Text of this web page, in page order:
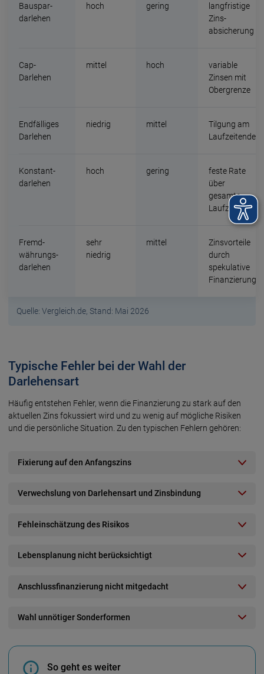
Bau­spar­
darlehen
hoch gering
lang­fristige
Zins­
absicherung
Cap-
Darlehen
mittel hoch
variable
Zinsen mit
Ober­grenze
Endfälliges
Darlehen
niedrig mittel
Tilgung am
Lauf­zeit­ende
Konstant­
darlehen
hoch gering
feste Rate
über
gesamte
Lauf­zeit
Fremd­
währungs­
darlehen
sehr
niedrig
mittel
Zins­vorteile
durch
spekulative
Finanzierung
Quelle: Vergleich.de, Stand: Mai 2026
Typische Fehler bei der Wahl der
Darlehensart
Häufig entstehen Fehler, wenn die Finanzierung zu stark auf den
aktuellen Zins fokussiert wird und zu wenig auf mögliche Risiken
und die persönliche Situation. Zu den typischen Fehlern gehören:
Fixierung auf den Anfangszins
Verwechslung von Darlehensart und Zinsbindung
Fehleinschätzung des Risikos
Lebensplanung nicht berücksichtigt
Anschlussfinanzierung nicht mitgedacht
Wahl unnötiger Sonderformen
So geht es weiter